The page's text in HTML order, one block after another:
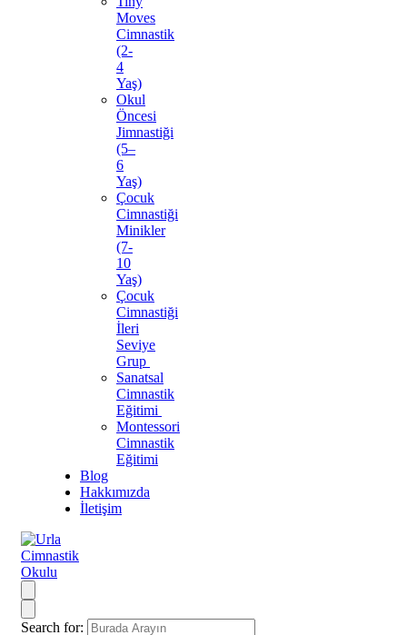
Moves
Cimnastik
(2-
4
Yaş)
Okul
Öncesi
Jimnastiği
(5–
6
Yaş)
Çocuk
Cimnastiği
Minikler
(7-
10
Yaş)
Çocuk
Cimnastiği
İleri
Seviye
Grup
Sanatsal
Cimnastik
Eğitimi
Montessori
Cimnastik
Eğitimi
Blog
Hakkımızda
İletişim
Search for: